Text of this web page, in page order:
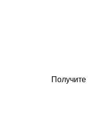
Получите